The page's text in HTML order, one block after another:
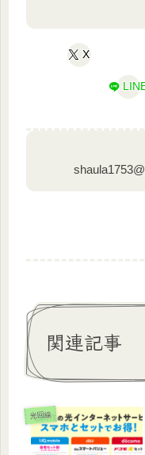
X
関連記事
光回線